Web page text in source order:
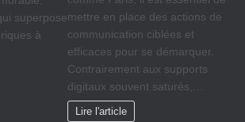
superpose
à
mettre en place des actions de
communication ciblées et
efficaces pour se démarquer.
Contrairement aux supports
digitaux souvent saturés,…
Lire l'article